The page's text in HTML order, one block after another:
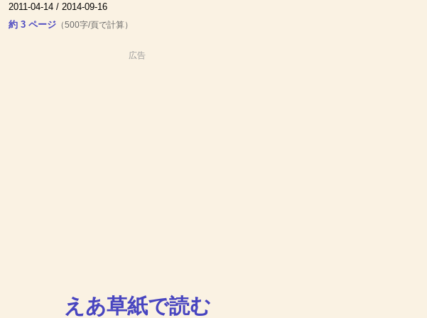
2011-04-14 / 2014-09-16
約 3 ページ （500字/頁で計算）
広告
えあ草紙で読む